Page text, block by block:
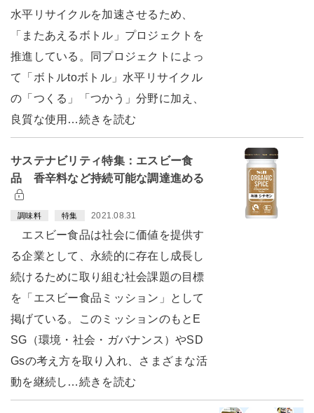
水平リサイクルを加速させるため、
「またあえるボトル」プロジェクトを
推進している。同プロジェクトによっ
て「ボトルtoボトル」水平リサイクル
の「つくる」「つかう」分野に加え、
良質な使用…続きを読む
サステナビリティ特集：エスビー食
品 香辛料など持続可能な調達進める
調味料 特集 2021.08.31
エスビー食品は社会に価値を提供す
る企業として、永続的に存在し成長し
続けるために取り組む社会課題の目標
を「エスビー食品ミッション」として
掲げている。このミッションのもとE
SG（環境・社会・ガバナンス）やSD
Gsの考え方を取り入れ、さまざまな活
動を継続し…続きを読む